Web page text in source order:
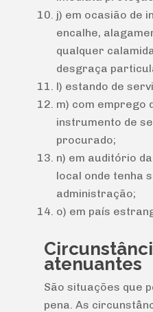
j) em ocasião de
encalhe,
qualquer
desgraça
l) estando de
m) com emprego
instrumento de
procurado;
n) em auditório
local onde tenha
administração;
o) em país
atenuantes
São situações que
pena. As